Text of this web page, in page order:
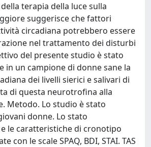
terapia della luce sulla
suggerisce che fattori
circadiana potrebbero essere
nel trattamento dei disturbi
del presente studio è stato
in un campione di donne sane la
dei livelli sierici e salivari di
di questa neurotrofina alla
Metodo. Lo studio è stato
donne. Lo stato
le caratteristiche di cronotipo
con le scale SPAQ, BDI, STAI. TAS